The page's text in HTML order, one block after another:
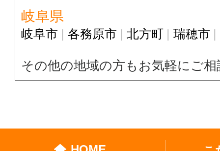
岐阜県
岐阜市 各務原市 北方町 瑞穂市
その他の地域の方もお気軽にご